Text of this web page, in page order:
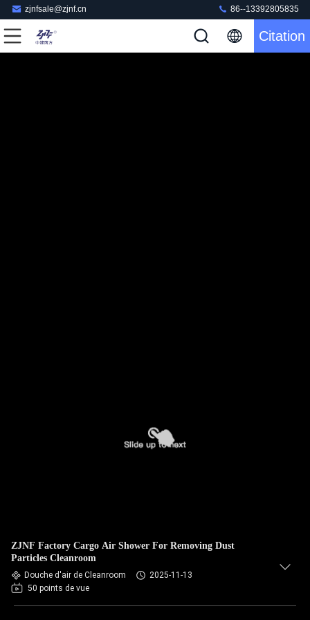
zjnfsale@zjnf.cn 86--13392805835
Citation
ZJNF Factory Cargo Air Shower For Removing Dust
Particles Cleanroom
Douche d'air de Cleanroom
2025-11-13
50 points de vue